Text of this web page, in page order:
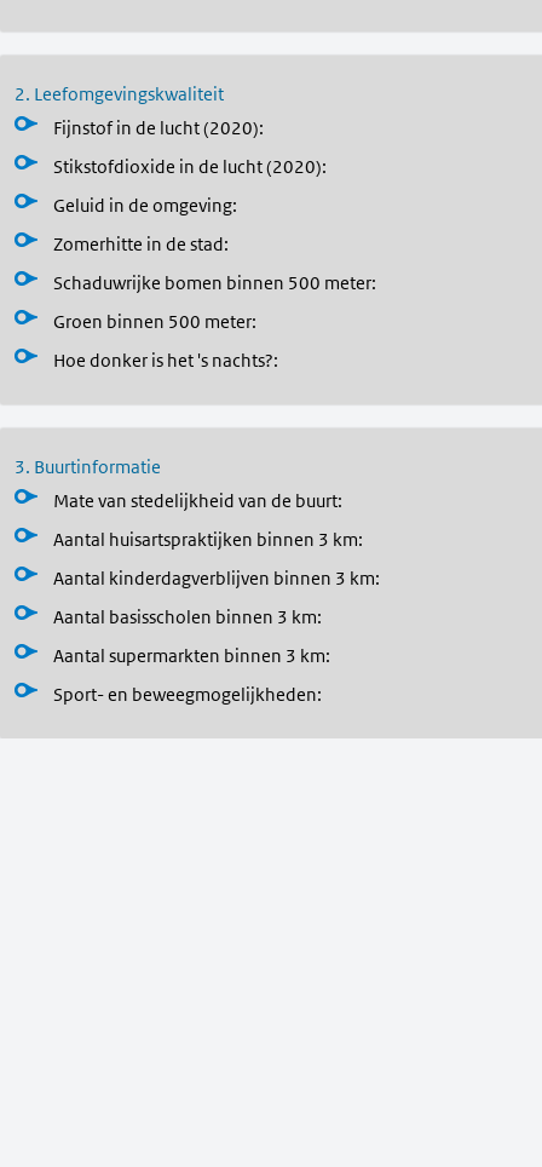
2. Leefomgevingskwaliteit
Fijnstof in de lucht (2020):
Stikstofdioxide in de lucht (2020):
Geluid in de omgeving:
Zomerhitte in de stad:
Schaduwrijke bomen binnen 500 meter:
Groen binnen 500 meter:
Hoe donker is het 's nachts?:
3. Buurtinformatie
Mate van stedelijkheid van de buurt:
Aantal huisartspraktijken binnen 3 km:
Aantal kinderdagverblijven binnen 3 km:
Aantal basisscholen binnen 3 km:
Aantal supermarkten binnen 3 km:
Sport- en beweegmogelijkheden: